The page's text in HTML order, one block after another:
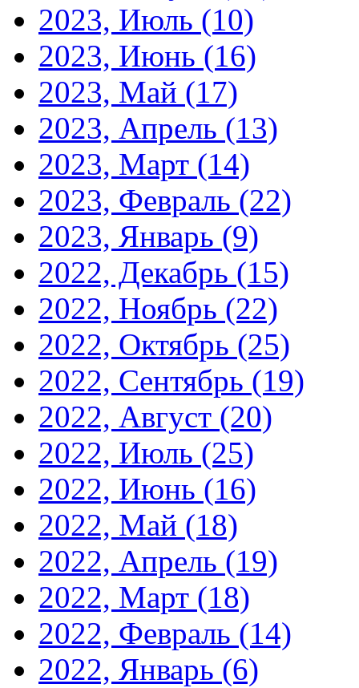
2023, Июль (10)
2023, Июнь (16)
2023, Май (17)
2023, Апрель (13)
2023, Март (14)
2023, Февраль (22)
2023, Январь (9)
2022, Декабрь (15)
2022, Ноябрь (22)
2022, Октябрь (25)
2022, Сентябрь (19)
2022, Август (20)
2022, Июль (25)
2022, Июнь (16)
2022, Май (18)
2022, Апрель (19)
2022, Март (18)
2022, Февраль (14)
2022, Январь (6)